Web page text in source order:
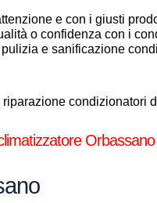
e con i giusti
o confidenza con i
e sanificazione
condizionatori
Orbassano